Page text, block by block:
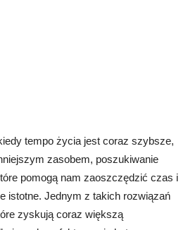
tempo życia jest coraz szybsze,
zasobem, poszukiwanie
pomogą nam zaoszczędzić czas i
istotne. Jednym z takich rozwiązań
zyskują coraz większą